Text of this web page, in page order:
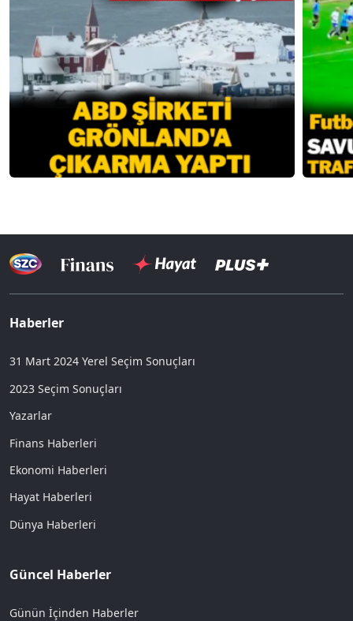
Haberler
31 Mart 2024 Yerel Seçim Sonuçları
2023 Seçim Sonuçları
Yazarlar
Finans Haberleri
Ekonomi Haberleri
Hayat Haberleri
Dünya Haberleri
Güncel Haberler
Günün İçinden Haberler